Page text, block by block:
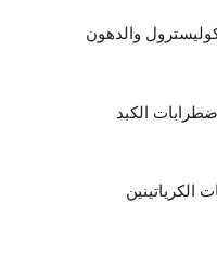
والدهون
الكبد